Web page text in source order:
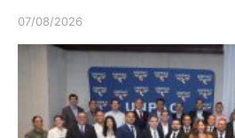
07/08/2026